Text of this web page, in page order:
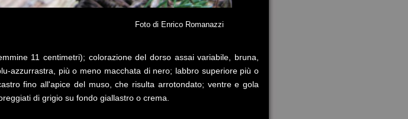
Romanazzi
11 centimetri); colorazione del dorso assai variabile, bruna,
azzurrastra, più o meno macchata di nero; labbro superiore più o
fino all'apice del muso, che risulta arrotondato; ventre e gola
di grigio su fondo giallastro o crema.